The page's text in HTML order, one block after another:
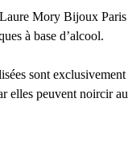
Mory Bijoux Paris
à base d’alcool.
sont
elles peuvent noircir